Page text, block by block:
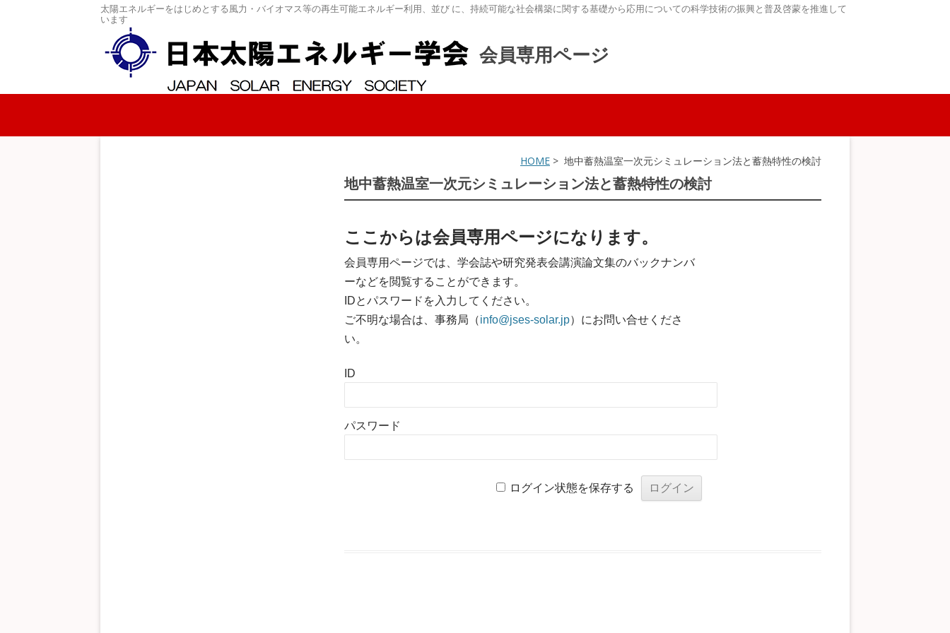
太陽エネルギーをはじめとする風力・バイオマス等の再生可能エネルギー利用、並び に、持続可能な社会構築に関する基礎から応用についての科学技術の振興と普及啓蒙を推進して
います
会員専用ページ
コンテンツへスキップ
HOME > 地中蓄熱温室一次元シミュレーション法と蓄熱特性の検討
地中蓄熱温室一次元シミュレーション法と蓄熱特性の検討
ここからは会員専用ページになります。
会員専用ページでは、学会誌や研究発表会講演論文集のバックナンバ
ーなどを閲覧することができます。
IDとパスワードを入力してください。
ご不明な場合は、事務局（info@jses-solar.jp）にお問い合せくださ
い。
ID
パスワード
ログイン状態を保存する